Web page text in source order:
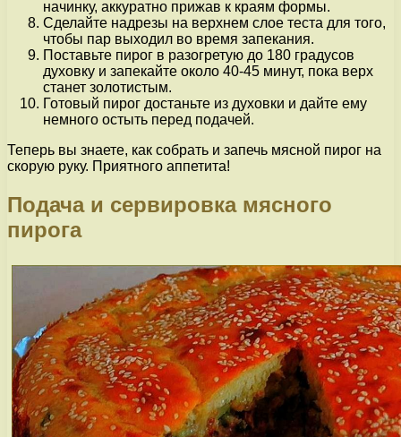
начинку, аккуратно прижав к краям формы.
Сделайте надрезы на верхнем слое теста для того,
чтобы пар выходил во время запекания.
Поставьте пирог в разогретую до 180 градусов
духовку и запекайте около 40-45 минут, пока верх
станет золотистым.
Готовый пирог достаньте из духовки и дайте ему
немного остыть перед подачей.
Теперь вы знаете, как собрать и запечь мясной пирог на
скорую руку. Приятного аппетита!
Подача и сервировка мясного
пирога